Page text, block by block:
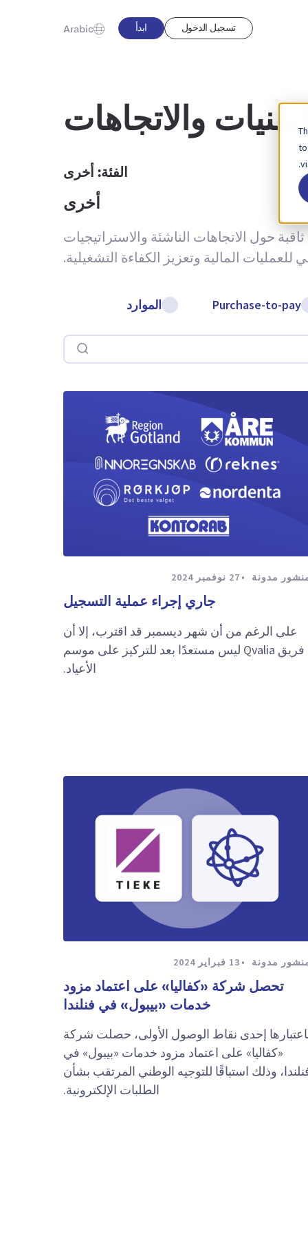
تسجيل الدخول ابدأ Arabic
والاتجاهات
الفئة: أخرى
أخرى
حول الاتجاهات الناشئة والاستراتيجيات
المالية وتعزيز الكفاءة التشغيلية.
Purchase-to-pay الموارد
بحث
مدونة 27 نوفمبر 2024
جاري إجراء عملية التسجيل
على الرغم من أن شهر ديسمبر قد اقترب، إلا أن
فريق Qvalia ليس مستعدًا بعد للتركيز على موسم
الأعياد.
مدونة 13 فبراير 2024
تحصل شركة «كفاليا» على اعتماد مزود
خدمات «بيبول» في فنلندا
إحدى نقاط الوصول الأولى، حصلت شركة
«كفاليا» على اعتماد مزود خدمات «بيبول» في
وذلك استباقًا للتوجيه الوطني المرتقب بشأن
الطلبات الإلكترونية.